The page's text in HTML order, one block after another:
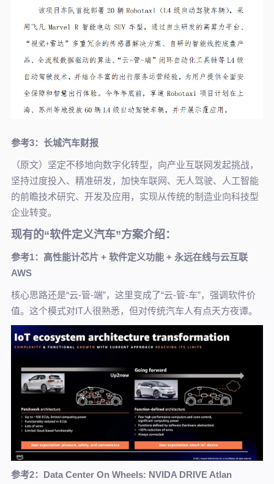
参考3：长城汽车财报
（原文）坚定不移地向数字化转型，向产业互联网发起挑战，
坚持过度投入、精准研发，加快车联网、无人驾驶、人工智能
的前瞻技术研究、开发及应用，实现从传统的制造业向科技型
企业转变。
现有的“软件定义汽车”方案介绍：
参考1：高性能计芯片 + 软件定义功能 + 永远在线与云互联
AWS
核心思路还是“云-管-端”，这里变成了“云-管-车”，强调软件价
值。这个模式对IT人很熟悉，但对传统汽车人有点天方夜谭。
参考2：Data Center On Wheels: NVIDA DRIVE Atlan